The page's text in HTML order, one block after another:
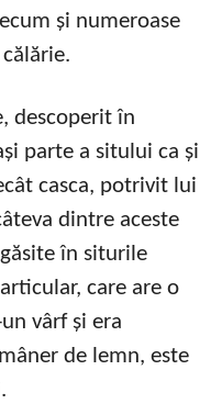
și numeroase
descoperit în
parte a sitului ca și
casca, potrivit lui
dintre aceste
în siturile
care are o
vârf și era
de lemn, este